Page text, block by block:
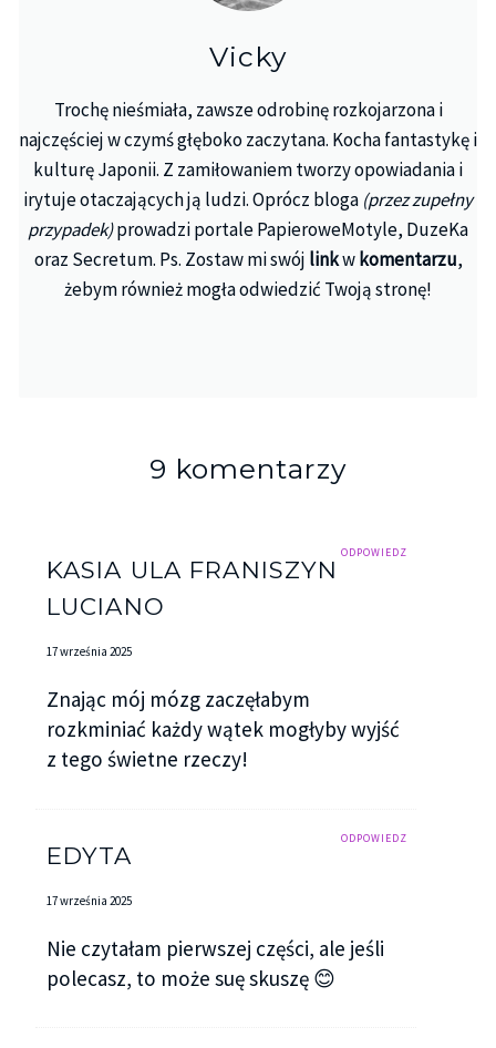
Vicky
Trochę nieśmiała, zawsze odrobinę rozkojarzona i
najczęściej w czymś głęboko zaczytana. Kocha fantastykę i
kulturę Japonii. Z zamiłowaniem tworzy opowiadania i
irytuje otaczających ją ludzi. Oprócz bloga (przez zupełny
przypadek)prowadzi portale PapieroweMotyle, DuzeKa
oraz Secretum. Ps. Zostaw mi swój linkwkomentarzu,
żebym również mogła odwiedzić Twoją stronę!
9 komentarzy
ODPOWIEDZ
KASIA ULA FRANISZYN
LUCIANO
17 września 2025
Znając mój mózg zaczęłabym
rozkminiać każdy wątek mogłyby wyjść
z tego świetne rzeczy!
ODPOWIEDZ
EDYTA
17 września 2025
Nie czytałam pierwszej części, ale jeśli
polecasz, to może suę skuszę 😊